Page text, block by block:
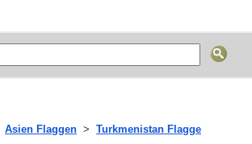
Asien Flaggen Turkmenistan Flagge